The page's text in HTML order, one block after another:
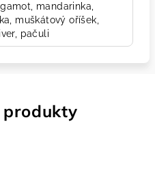
mandarinka,
muškátový oříšek,
pačuli
produkty